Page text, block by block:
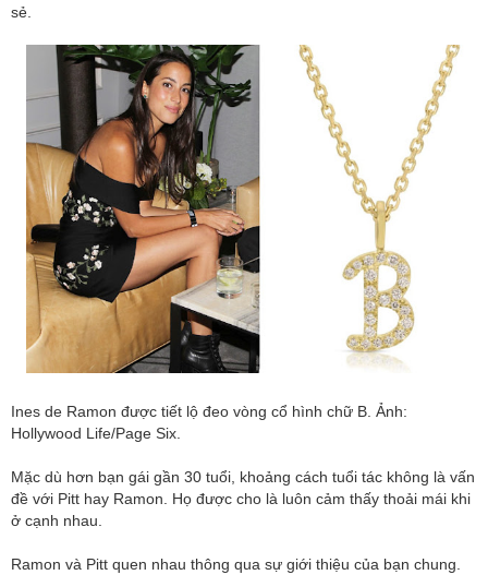
sẻ.
Ines de Ramon được tiết lộ đeo vòng cổ hình chữ B. Ảnh:
Hollywood Life/Page Six.
Mặc dù hơn bạn gái gần 30 tuổi, khoảng cách tuổi tác không là vấn
đề với Pitt hay Ramon. Họ được cho là luôn cảm thấy thoải mái khi
ở cạnh nhau.
Ramon và Pitt quen nhau thông qua sự giới thiệu của bạn chung.